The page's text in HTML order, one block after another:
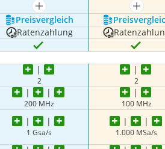
mehr anzeigen mehr
Preis­vergleich
Ratenzahlung
2 2
200 MHz 100 MHz
1 Gsa/s 1.000 MSa/s